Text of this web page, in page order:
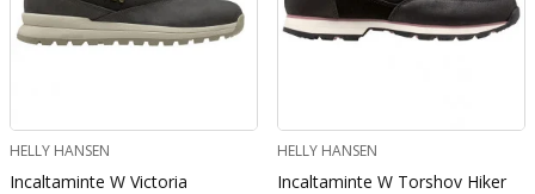
HELLY HANSEN
Incaltaminte W Victoria
HELLY HANSEN
Incaltaminte W Torshov Hiker